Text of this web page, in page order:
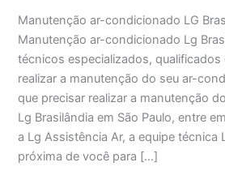
Manutenção ar-condicionado LG
Manutenção ar-condicionado Lg
técnicos especializados, qualificados
realizar a manutenção do seu ar-
que precisar realizar a manutenção
Lg Brasilândia em São Paulo, entre
a Lg Assistência Ar, a equipe técnica
próxima de você para […]